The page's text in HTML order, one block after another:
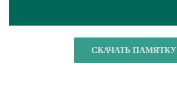
СКАЧАТЬ ПАМЯТКУ